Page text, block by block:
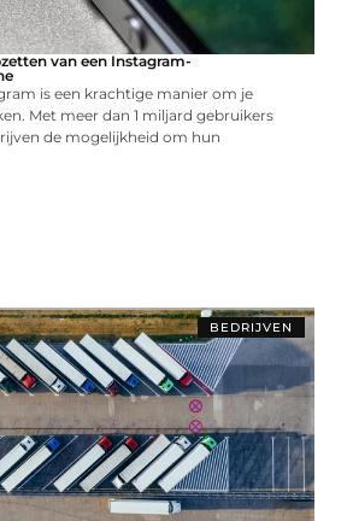
van een Instagram-
is een krachtige manier om je
Met meer dan 1 miljard gebruikers
de mogelijkheid om hun
BEDRIJVEN